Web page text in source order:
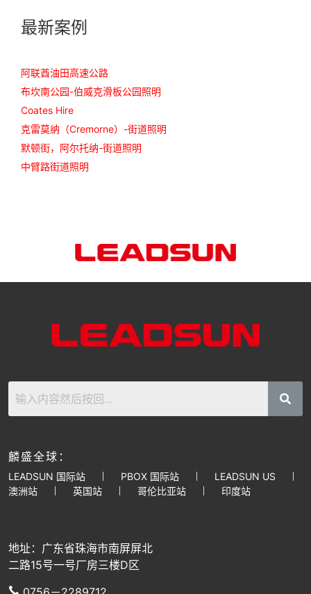
最新案例
阿联酋油田高速公路
布坎南公园-伯威克滑板公园照明
Coates Hire
克雷莫纳（Cremorne）-街道照明
默顿街，阿尔托纳-街道照明
中臂路街道照明
麟盛全球：
LEADSUN 国际站 PBOX 国际站
LEADSUN US
澳洲站
英国站 哥伦比亚站 印度站
地址：广东省珠海市南屏屏北
二路15号一号厂房三楼D区